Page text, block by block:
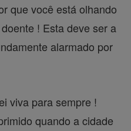
que você está olhando
! Esta deve ser a
alarmado por
viva para sempre !
quando a cidade